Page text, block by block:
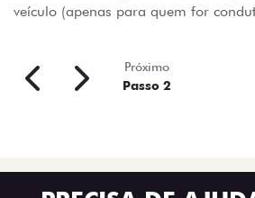
veículo (apenas para quem for
Próximo
Passo 2